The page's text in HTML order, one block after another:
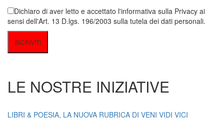
Dichiaro di aver letto e accettato l'informativa sulla Privacy ai
sensi dell'Art. 13 D.lgs. 196/2003 sulla tutela dei dati personali.
LE NOSTRE INIZIATIVE
LIBRI & POESIA, LA NUOVA RUBRICA DI VENI VIDI VICI